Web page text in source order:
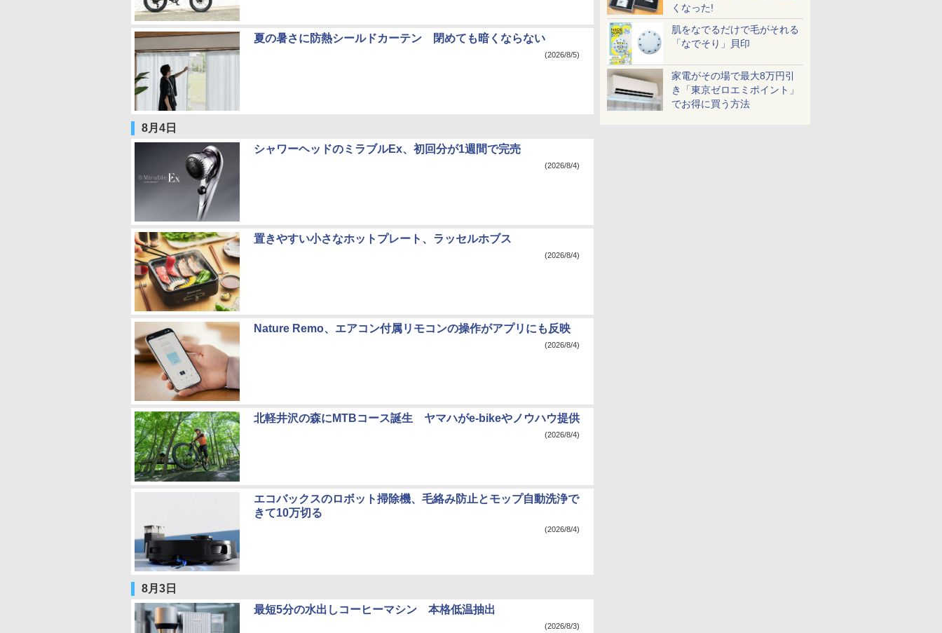
くなった!
肌をなでるだけで毛がそれる
「なでそり」貝印
家電がその場で最大8万円引
き「東京ゼロエミポイント」
でお得に買う方法
夏の暑さに防熱シールドカーテン 閉めても暗くならない
(2026/8/5)
8月4日
シャワーヘッドのミラブルEx、初回分が1週間で完売
(2026/8/4)
置きやすい小さなホットプレート、ラッセルホブス
(2026/8/4)
Nature Remo、エアコン付属リモコンの操作がアプリにも反映
(2026/8/4)
北軽井沢の森にMTBコース誕生 ヤマハがe-bikeやノウハウ提供
(2026/8/4)
エコバックスのロボット掃除機、毛絡み防止とモップ自動洗浄で
きて10万切る
(2026/8/4)
8月3日
最短5分の水出しコーヒーマシン 本格低温抽出
(2026/8/3)